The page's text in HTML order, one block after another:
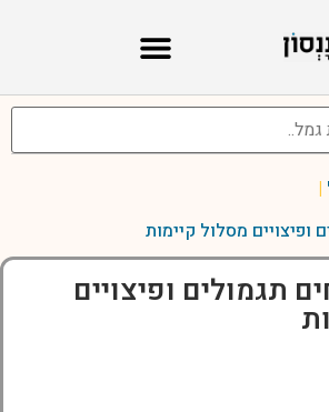
|
ופיצויים מסלול קיימות
תגמולים ופיצויים